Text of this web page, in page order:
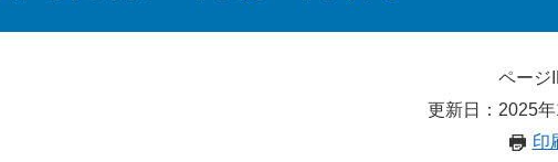
ページ
更新日：2025
印